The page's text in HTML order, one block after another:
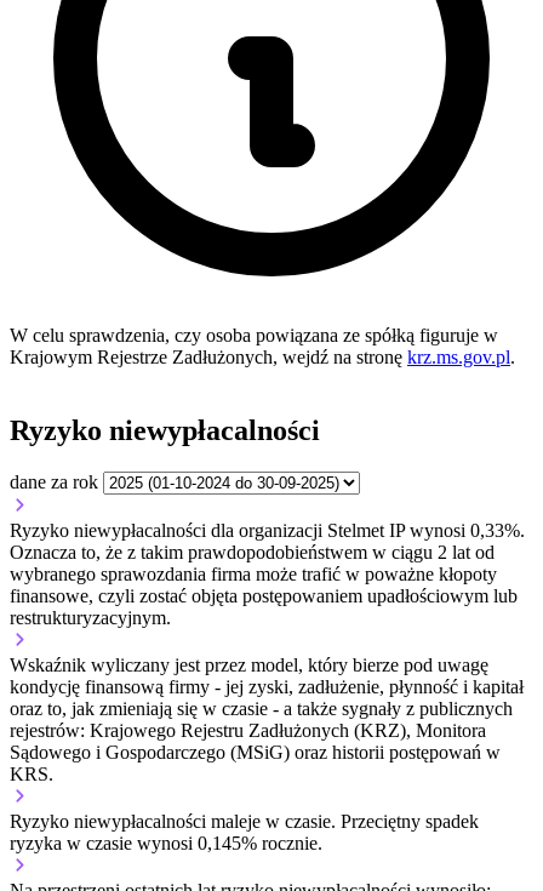
W celu sprawdzenia, czy osoba powiązana ze spółką figuruje w
Krajowym Rejestrze Zadłużonych, wejdź na stronę krz.ms.gov.pl.
Ryzyko niewypłacalności
dane za rok
Ryzyko niewypłacalności dla organizacji Stelmet IP wynosi 0,33%.
Oznacza to, że z takim prawdopodobieństwem w ciągu 2 lat od
wybranego sprawozdania firma może trafić w poważne kłopoty
finansowe, czyli zostać objęta postępowaniem upadłościowym lub
restrukturyzacyjnym.
Wskaźnik wyliczany jest przez model, który bierze pod uwagę
kondycję finansową firmy - jej zyski, zadłużenie, płynność i kapitał
oraz to, jak zmieniają się w czasie - a także sygnały z publicznych
rejestrów: Krajowego Rejestru Zadłużonych (KRZ), Monitora
Sądowego i Gospodarczego (MSiG) oraz historii postępowań w
KRS.
Ryzyko niewypłacalności maleje w czasie. Przeciętny spadek
ryzyka w czasie wynosi 0,145% rocznie.